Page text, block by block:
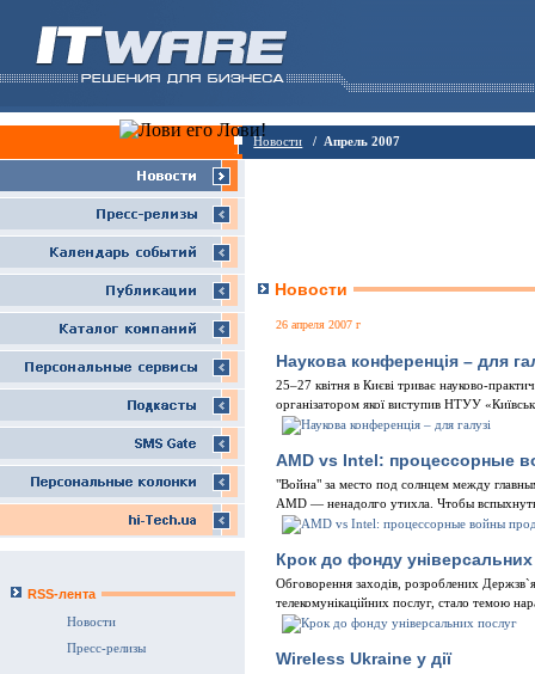
Новости / Апрель 2007
RSS-лента
Новости
Пресс-релизы
Новости
26 апреля 2007 г
Наукова конференція – для
25–27 квiтня в Києвi триває науково-
органiзатором якої виступив НТУУ
AMD vs Intel: процессорные
"Война" за место под солнцем между
AMD — ненадолго утихла. Чтобы
Крок до фонду унiверсальних
Обговорення заходiв, розроблених
телекомунiкацiйних послуг, стало темою
Wireless Ukraine у дiї